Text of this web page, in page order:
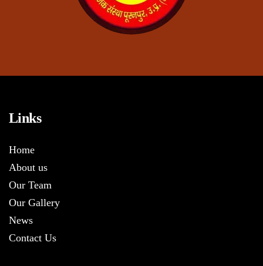
Links
Home
About us
Our Team
Our Gallery
News
Contact Us